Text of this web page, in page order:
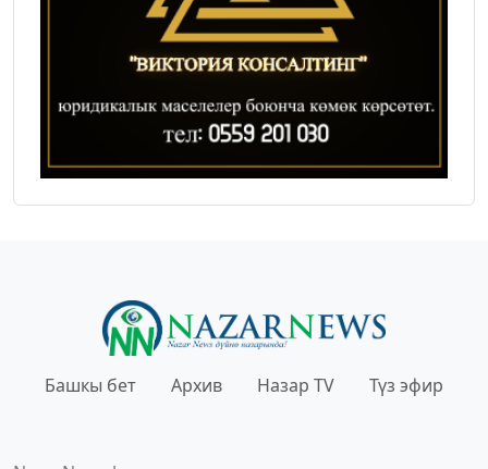
Башкы бет Архив Назар TV Түз эфир